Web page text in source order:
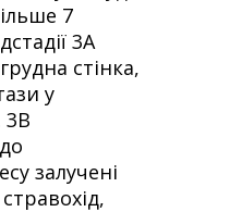
7
3А
стінка,
у
3В
залучені